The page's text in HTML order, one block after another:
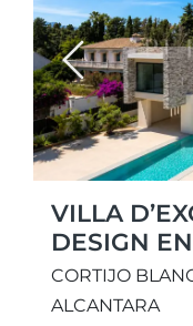
Previous
VILLA
DESIGN
CORTIJO
ALCANTARA